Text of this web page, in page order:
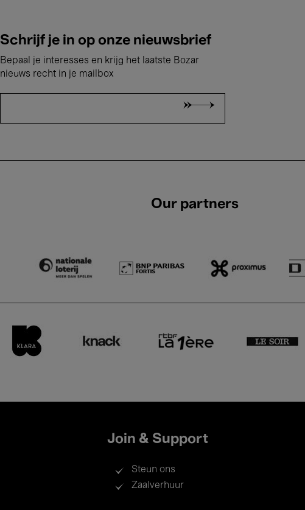
Schrijf je in op onze nieuwsbrief
Bepaal je interesses en krijg het laatste Bozar
nieuws recht in je mailbox
Our partners
Join & Support
Steun ons
Zaalverhuur